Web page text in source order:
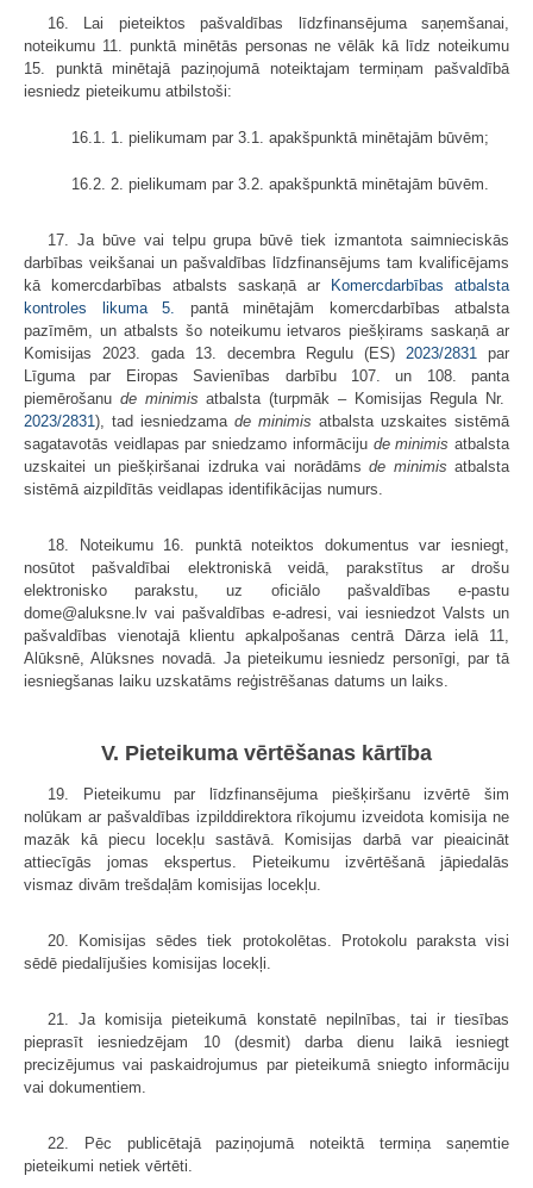
16. Lai pieteiktos pašvaldības līdzfinansējuma saņemšanai,
noteikumu 11. punktā minētās personas ne vēlāk kā līdz noteikumu
15. punktā minētajā paziņojumā noteiktajam termiņam pašvaldībā
iesniedz pieteikumu atbilstoši:
16.1. 1. pielikumam par 3.1. apakšpunktā minētajām būvēm;
16.2. 2. pielikumam par 3.2. apakšpunktā minētajām būvēm.
17. Ja būve vai telpu grupa būvē tiek izmantota saimnieciskās
darbības veikšanai un pašvaldības līdzfinansējums tam kvalificējams
kā komercdarbības atbalsts saskaņā ar
Komercdarbības atbalsta
kontroles likuma
5.
pantā minētajām komercdarbības atbalsta
pazīmēm, un atbalsts šo noteikumu ietvaros piešķirams saskaņā ar
Komisijas 2023. gada 13. decembra Regulu (ES) 2023/2831
par
Līguma par Eiropas Savienības darbību 107. un 108. panta
piemērošanu de minimis atbalsta (turpmāk – Komisijas Regula Nr.
2023/2831 ), tad iesniedzama de minimis atbalsta uzskaites sistēmā
sagatavotās veidlapas par sniedzamo informāciju de minimis atbalsta
uzskaitei un piešķiršanai izdruka vai norādāms de minimis atbalsta
sistēmā aizpildītās veidlapas identifikācijas numurs.
18. Noteikumu 16. punktā noteiktos dokumentus var iesniegt,
nosūtot pašvaldībai elektroniskā veidā, parakstītus ar drošu
elektronisko parakstu, uz oficiālo pašvaldības e-pastu
dome@aluksne.lv vai pašvaldības e-adresi, vai iesniedzot Valsts un
pašvaldības vienotajā klientu apkalpošanas centrā Dārza ielā 11,
Alūksnē, Alūksnes novadā. Ja pieteikumu iesniedz personīgi, par tā
iesniegšanas laiku uzskatāms reģistrēšanas datums un laiks.
V. Pieteikuma vērtēšanas kārtība
19. Pieteikumu par līdzfinansējuma piešķiršanu izvērtē šim
nolūkam ar pašvaldības izpilddirektora rīkojumu izveidota komisija ne
mazāk kā piecu locekļu sastāvā. Komisijas darbā var pieaicināt
attiecīgās jomas ekspertus. Pieteikumu izvērtēšanā jāpiedalās
vismaz divām trešdaļām komisijas locekļu.
20. Komisijas sēdes tiek protokolētas. Protokolu paraksta visi
sēdē piedalījušies komisijas locekļi.
21. Ja komisija pieteikumā konstatē nepilnības, tai ir tiesības
pieprasīt iesniedzējam 10 (desmit) darba dienu laikā iesniegt
precizējumus vai paskaidrojumus par pieteikumā sniegto informāciju
vai dokumentiem.
22. Pēc publicētajā paziņojumā noteiktā termiņa saņemtie
pieteikumi netiek vērtēti.